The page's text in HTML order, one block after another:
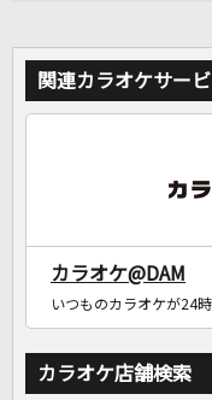
関連カラオケサー
カラオケ@DAM
いつものカラオケが24
カラオケ店舗検索